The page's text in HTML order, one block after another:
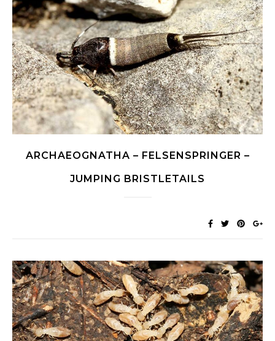
ARCHAEOGNATHA – FELSENSPRINGER –
JUMPING BRISTLETAILS